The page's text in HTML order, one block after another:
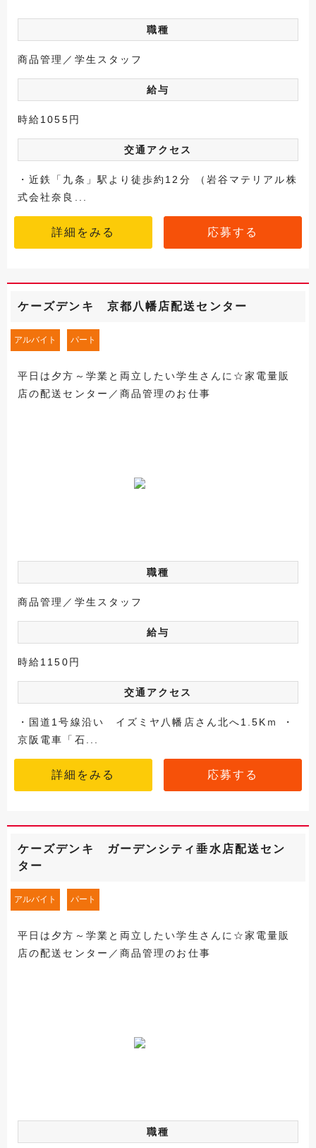
職種
商品管理／学生スタッフ
給与
時給1055円
交通アクセス
・近鉄「九条」駅より徒歩約12分 （岩谷マテリアル株
式会社奈良...
詳細をみる 応募する
ケーズデンキ 京都八幡店配送センター
アルバイト パート
平日は夕方～学業と両立したい学生さんに☆家電量販
店の配送センター／商品管理のお仕事
職種
商品管理／学生スタッフ
給与
時給1150円
交通アクセス
・国道1号線沿い イズミヤ八幡店さん北へ1.5Kｍ ・
京阪電車「石...
詳細をみる 応募する
ケーズデンキ ガーデンシティ垂水店配送セン
ター
アルバイト パート
平日は夕方～学業と両立したい学生さんに☆家電量販
店の配送センター／商品管理のお仕事
職種